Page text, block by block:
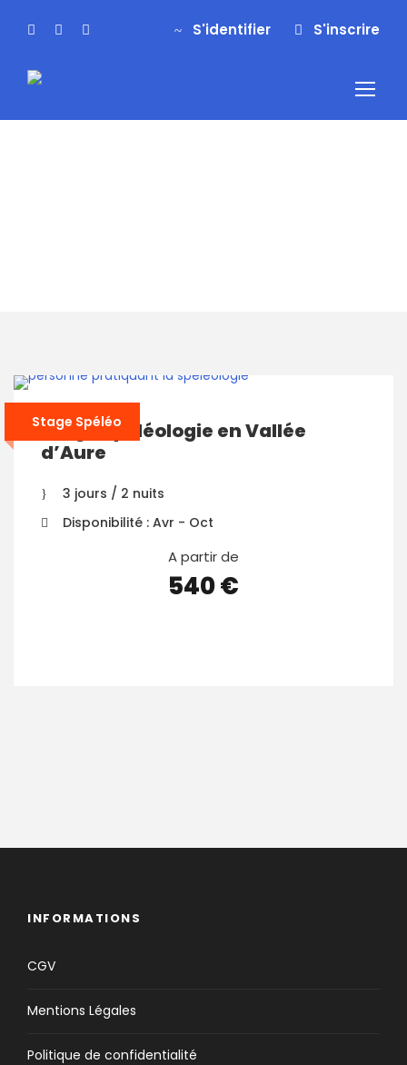
S'identifier S'inscrire
Stage Spéléo
Stage Spéléologie en Vallée
d’Aure
3 jours / 2 nuits
Disponibilité : Avr - Oct
A partir de
540 €
INFORMATIONS
CGV
Mentions Légales
Politique de confidentialité